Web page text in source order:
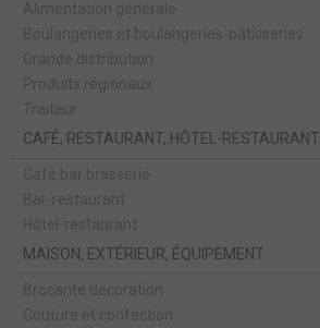
Alimentation générale
Boulangeries et boulangeries-pâtisseries
Grande distribution
Produits régionaux
Traiteur
CAFÉ, RESTAURANT, HÔTEL-RESTAURANT
Café bar brasserie
Bar-restaurant
Hôtel-restaurant
MAISON, EXTÉRIEUR, ÉQUIPEMENT
Brocante décoration
Couture et confection